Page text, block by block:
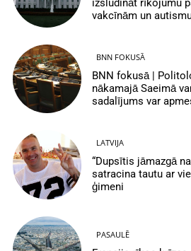
vakcīnām un
BNN FOKUSĀ
BNN fokusā |
nākamajā Saeimā
sadalījums var
LATVIJA
“Dupsītis jāmazgā
satracina tautu ar
ģimeni
PASAULĒ